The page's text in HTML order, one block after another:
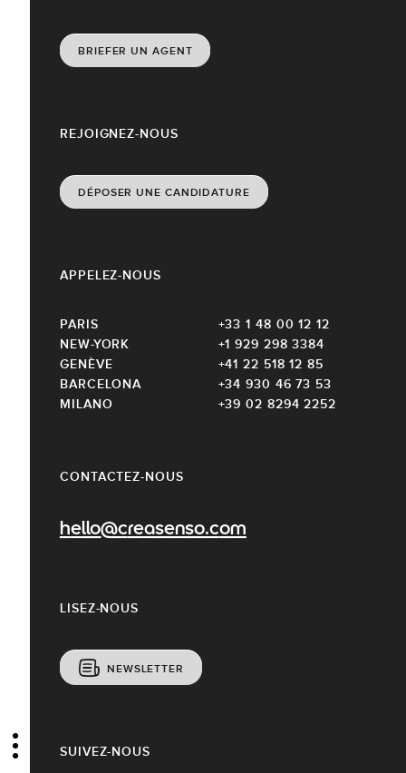
CONTACTEZ-NOUS
hello@creasenso.com
REJOIGNEZ-NOUS
DÉPOSER UNE CANDIDATURE
LISEZ-NOUS
NEWSLETTER
APPELEZ-NOUS
PARIS
+33 1 48 00 12 12
NEW-YORK
+1 929 298 3384
GENÈVE
+41 22 518 12 85
BARCELONA
+34 930 46 73 53
MILANO
+39 02 8294 2252
BRIEFER UN AGENT
SUIVEZ-NOUS